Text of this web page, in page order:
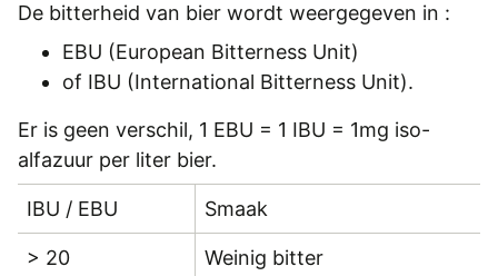
Topmenu
INLOGGEN
REGISTREREN
ADVERTEREN
MELDPUNT
PERS/PUBLICATIES
FACEBOOK
De bitterheid van bier wordt weergegeven in :
EBU (European Bitterness Unit)
of IBU (International Bitterness Unit).
Er is geen verschil, 1 EBU = 1 IBU = 1mg iso-
alfazuur per liter bier.
IBU / EBU Smaak
> 20 Weinig bitter